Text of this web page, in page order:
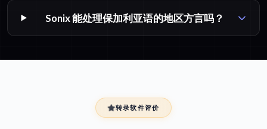
Sonix 能处理保加利亚语的地区方言吗？
转录软件评价